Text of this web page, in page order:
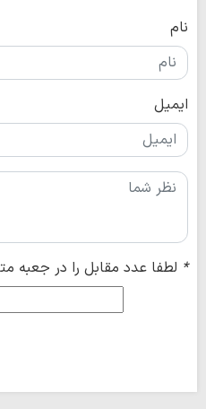
نام
ایمیل
* لطفا عدد مقابل را در جعبه